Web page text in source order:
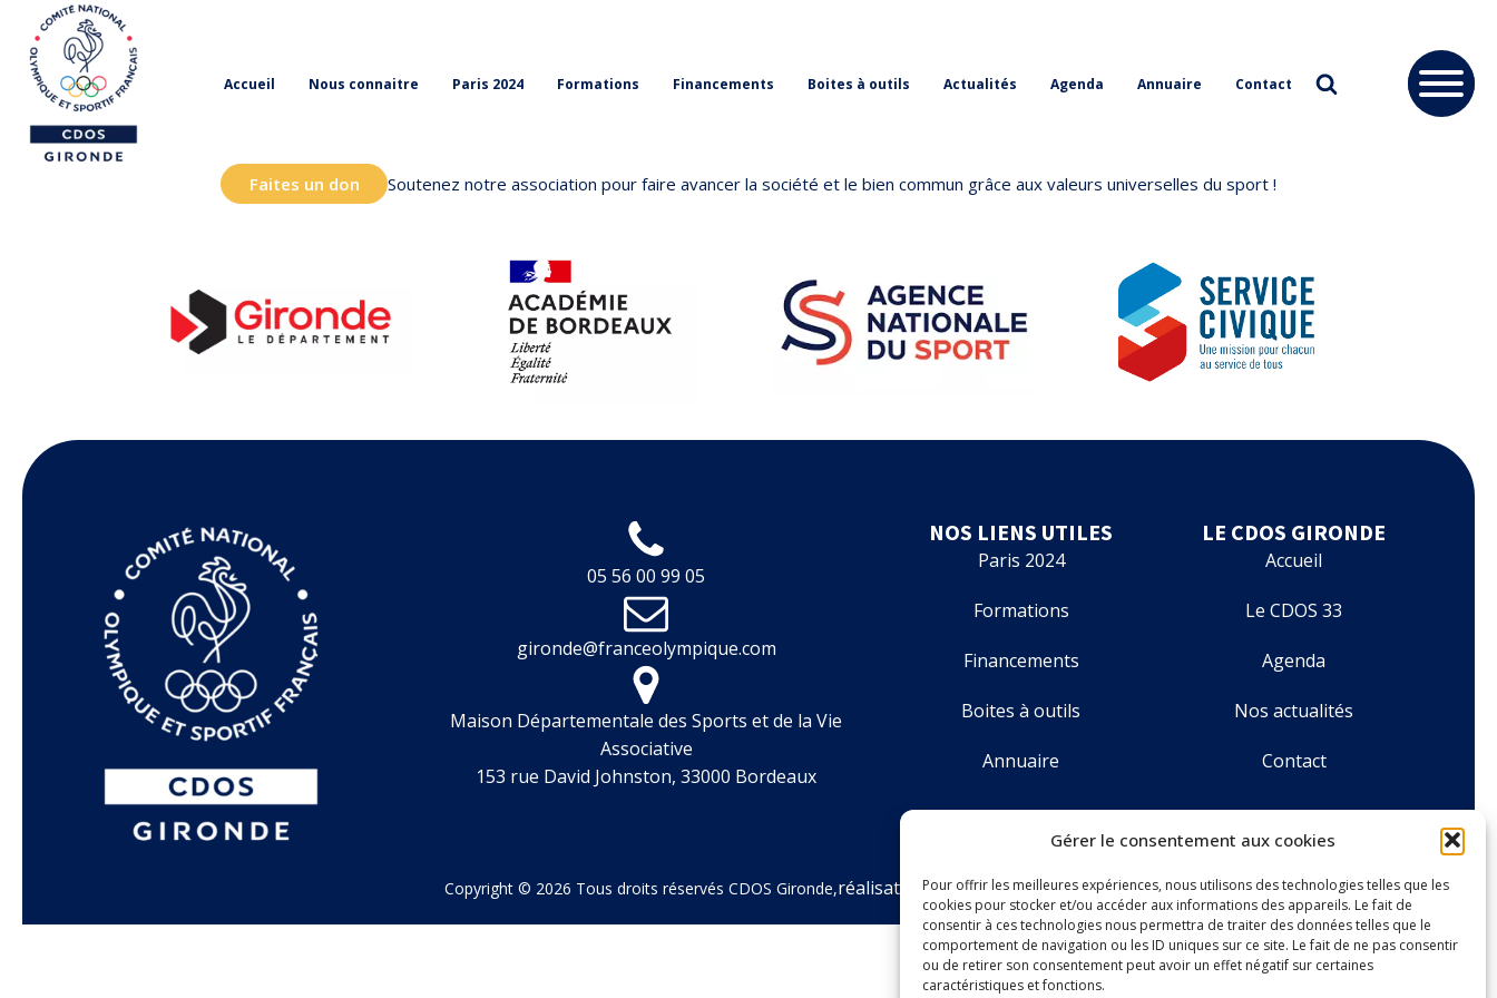
Gérer le consentement aux cookies
Pour offrir les meilleures expériences, nous utilisons des technologies telles que les
cookies pour stocker et/ou accéder aux informations des appareils. Le fait de
consentir à ces technologies nous permettra de traiter des données telles que le
comportement de navigation ou les ID uniques sur ce site. Le fait de ne pas consentir
ou de retirer son consentement peut avoir un effet négatif sur certaines
caractéristiques et fonctions.
Accueil Nous connaitre Paris 2024 Formations Financements Boites à outils Actualités Agenda Annuaire Contact
Faites un don Soutenez notre association pour faire avancer la société et le bien commun grâce aux valeurs universelles du sport !
05 56 00 99 05
gironde@franceolympique.com
Maison Départementale des Sports et de la Vie
Associative
153 rue David Johnston, 33000 Bordeaux
NOS LIENS UTILES
Paris 2024
Formations
Financements
Boites à outils
Annuaire
LE CDOS GIRONDE
Accueil
Le CDOS 33
Agenda
Nos actualités
Contact
Copyright © 2026 Tous droits réservés CDOS Gironde,réalisation : Studio LACDC